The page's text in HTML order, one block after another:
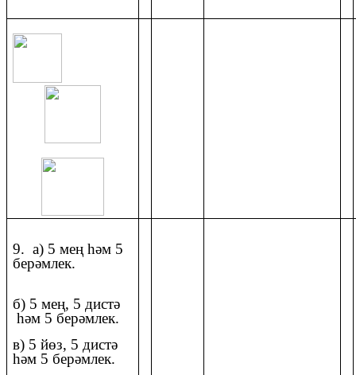
9. а) 5 мең һәм 5
берәмлек.
б) 5 мең, 5 дистә
һәм 5 берәмлек.
в) 5 йөз, 5 дистә
һәм 5 берәмлек.